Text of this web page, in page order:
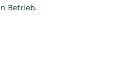
Betrieb.